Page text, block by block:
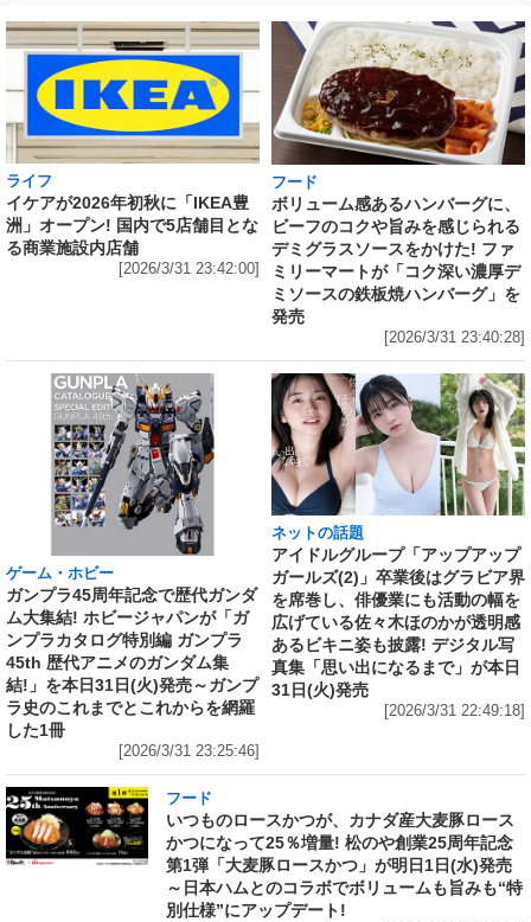
ライフ
イケアが2026年初秋に「IKEA豊
洲」オープン! 国内で5店舗目とな
る商業施設内店舗
[2026/3/31 23:42:00]
フード
ボリューム感あるハンバーグに、
ビーフのコクや旨みを感じられる
デミグラスソースをかけた! ファ
ミリーマートが「コク深い濃厚デ
ミソースの鉄板焼ハンバーグ」を
発売
[2026/3/31 23:40:28]
ゲーム・ホビー
ガンプラ45周年記念で歴代ガンダ
ム大集結! ホビージャパンが「ガ
ンプラカタログ特別編 ガンプラ
45th 歴代アニメのガンダム集
結!」を本日31日(火)発売～ガンプ
ラ史のこれまでとこれからを網羅
した1冊
[2026/3/31 23:25:46]
ネットの話題
アイドルグループ「アップアップ
ガールズ(2)」卒業後はグラビア界
を席巻し、俳優業にも活動の幅を
広げている佐々木ほのかが透明感
あるビキニ姿も披露! デジタル写
真集「思い出になるまで」が本日
31日(火)発売
[2026/3/31 22:49:18]
フード
いつものロースかつが、カナダ産大麦豚ロース
かつになって25％増量! 松のや創業25周年記念
第1弾「大麦豚ロースかつ」が明日1日(水)発売
～日本ハムとのコラボでボリュームも旨みも“特
別仕様”にアップデート!